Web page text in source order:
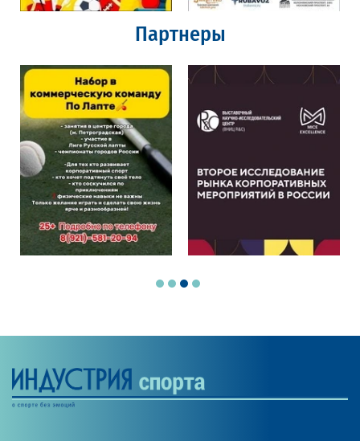
Партнеры